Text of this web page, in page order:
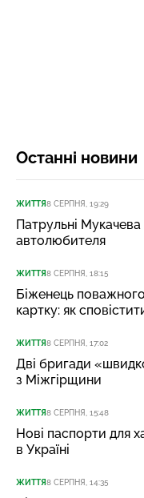
Останні новини
ЖИТТЯ8 СЕРПНЯ, 19:29
Патрульні
автолюбителя
ЖИТТЯ8 СЕРПНЯ, 18:15
Біженець
картку: як
ЖИТТЯ8 СЕРПНЯ, 17:02
Дві бригади
з Міжгірщини
ЖИТТЯ8 СЕРПНЯ, 15:48
Нові паспорти для
в Україні
ЖИТТЯ8 СЕРПНЯ, 14:35